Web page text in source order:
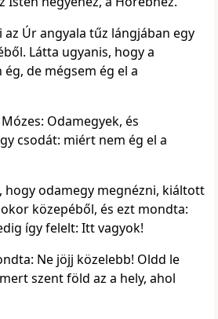
Úr angyala tűz lángjában egy
Látta ugyanis, hogy a
de mégsem ég el a
Odamegyek, és
csodát: miért nem ég el a
hogy odamegy megnézni, kiáltott
közepéből, és ezt mondta:
így felelt: Itt vagyok!
Ne jöjj közelebb! Oldd le
szent föld az a hely, ahol